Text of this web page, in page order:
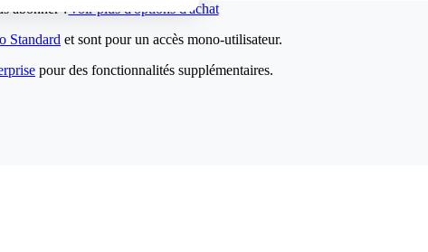
abonner ?Voir plus d'options d'achat
Standard et sont pour un accès mono-utilisateur.
pour des fonctionnalités supplémentaires.